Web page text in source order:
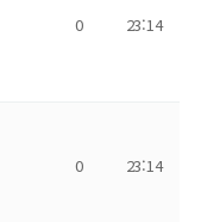
0 23:14
0 23:14